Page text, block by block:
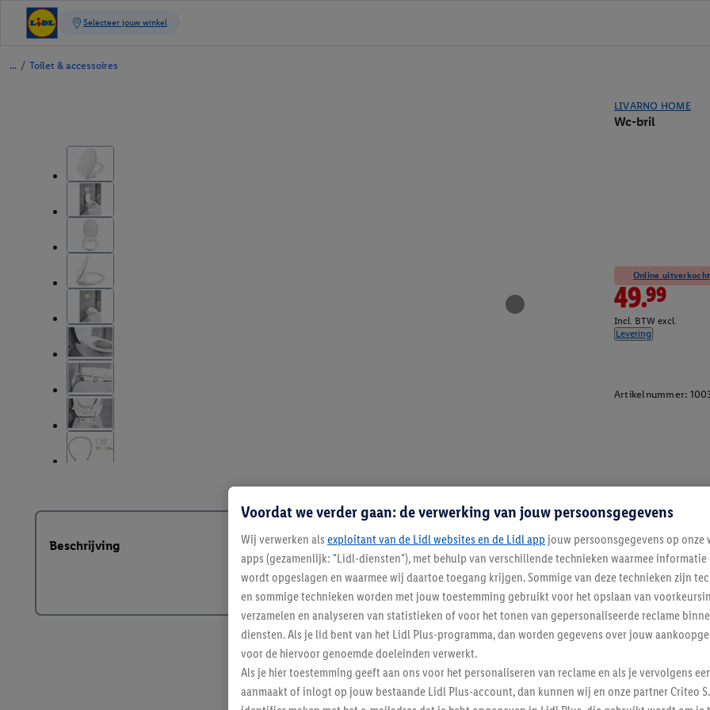
/ Toilet & accessoires
LIVARNO HOME
Wc-bril
Online
49.99
Incl. BTW excl.
Levering
Artikelnummer:
Beschrijving
Voordat we verder gaan: de verwerking van jouw persoonsgegevens
Wij verwerken als exploitant van de Lidl websites en de Lidl app jouw persoonsgegevens op onze
apps (gezamenlijk: "Lidl-diensten"), met behulp van verschillende technieken waarmee
wordt opgeslagen en waarmee wij daartoe toegang krijgen. Sommige van deze technieken zijn
en sommige technieken worden met jouw toestemming gebruikt voor het opslaan van
verzamelen en analyseren van statistieken of voor het tonen van gepersonaliseerde reclame
diensten. Als je lid bent van het Lidl Plus-programma, dan worden gegevens over jouw
voor de hiervoor genoemde doeleinden verwerkt.
Als je hier toestemming geeft aan ons voor het personaliseren van reclame en als je vervolgens
aanmaakt of inlogt op jouw bestaande Lidl Plus-account, dan kunnen wij en onze partner Criteo